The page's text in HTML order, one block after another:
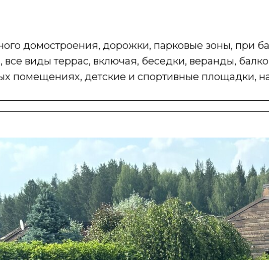
домостроения, дорожки, парковые зоны, при
виды террас, включая, беседки, веранды,
помещениях, детские и спортивные площадки,